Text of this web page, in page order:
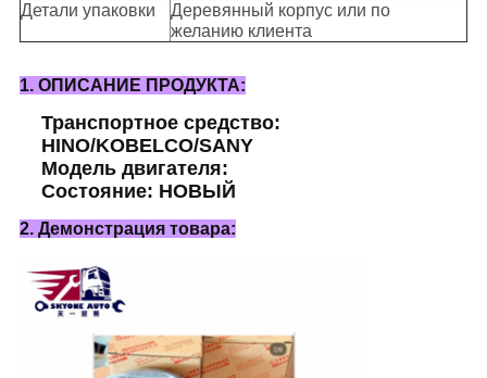
Детали упаковки
Деревянный корпус или по
желанию клиента
1. ОПИСАНИЕ ПРОДУКТА:
Транспортное средство:
HINO/KOBELCO/SANY
Модель двигателя:
Состояние: НОВЫЙ
2. Демонстрация товара: